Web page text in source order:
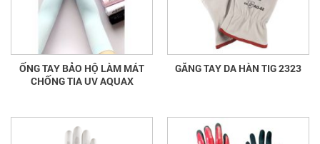
ỐNG TAY BẢO HỘ LÀM MÁT
CHỐNG TIA UV AQUAX
GĂNG TAY DA HÀN TIG 2323